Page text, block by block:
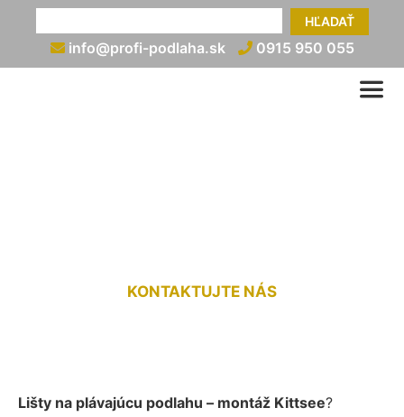
HĽADAŤ
info@profi-podlaha.sk 0915 950 055
KONTAKTUJTE NÁS
Lišty na plávajúcu podlahu – montáž Kittsee?